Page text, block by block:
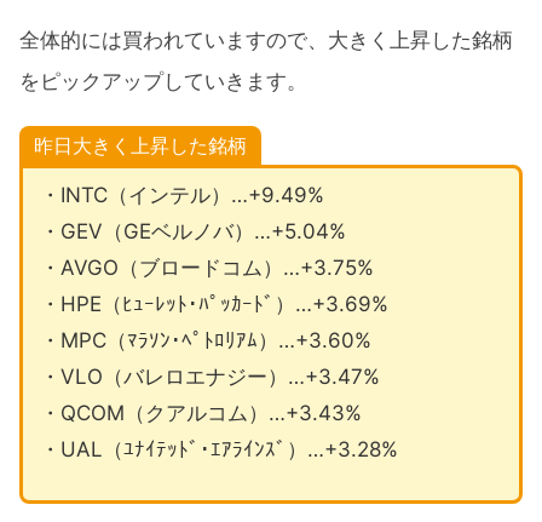
全体的には買われていますので、大きく上昇した銘柄
をピックアップしていきます。
昨日大きく上昇した銘柄
・INTC（インテル）…+9.49%
・GEV（GEベルノバ）…+5.04%
・AVGO（ブロードコム）…+3.75%
・HPE（ﾋｭｰﾚｯﾄ･ﾊﾟｯｶｰﾄﾞ）…+3.69%
・MPC（ﾏﾗｿﾝ･ﾍﾟﾄﾛﾘｱﾑ）…+3.60%
・VLO（バレロエナジー）…+3.47%
・QCOM（クアルコム）…+3.43%
・UAL（ﾕﾅｲﾃｯﾄﾞ･ｴｱﾗｲﾝｽﾞ）…+3.28%